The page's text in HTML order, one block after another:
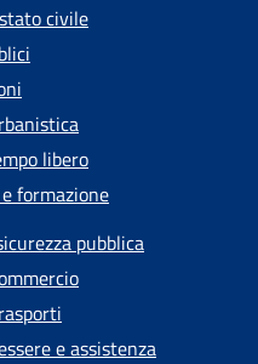
civile
libero
formazione
pubblica
e assistenza